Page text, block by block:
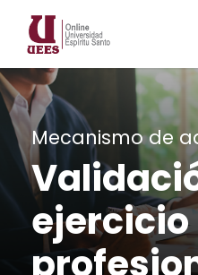
Mecanismo de
ejercicio